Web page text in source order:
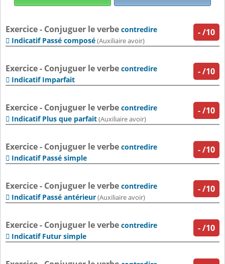
-/10
Exercice - Conjuguer le verbe contredire
 Indicatif Passé composé(Auxiliaire avoir)
-/10
Exercice - Conjuguer le verbe contredire
 Indicatif Imparfait
-/10
Exercice - Conjuguer le verbe contredire
 Indicatif Plus que parfait(Auxiliaire avoir)
-/10
Exercice - Conjuguer le verbe contredire
 Indicatif Passé simple
-/10
Exercice - Conjuguer le verbe contredire
 Indicatif Passé antérieur(Auxiliaire avoir)
-/10
Exercice - Conjuguer le verbe contredire
 Indicatif Futur simple